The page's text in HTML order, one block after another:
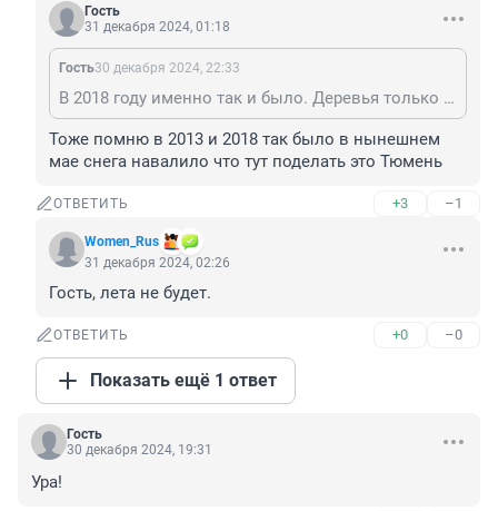
Гость
31 декабря 2024, 01:18
Гость30 декабря 2024, 22:33
В 2018 году именно так и было. Деревья только в первых числах июня зазеленели.
Тоже помню в 2013 и 2018 так было в нынешнем
мае снега навалило что тут поделать это Тюмень
ОТВЕТИТЬ +3 –1
Women_Rus
31 декабря 2024, 02:26
Гость, лета не будет.
ОТВЕТИТЬ +0 –0
Показать ещё 1 ответ
Гость
30 декабря 2024, 19:31
Ура!